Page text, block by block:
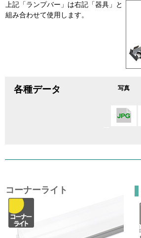
上記「ランプバー」は右記「器具」と
組み合わせて使用します。
各種データ 写真
コーナーライト